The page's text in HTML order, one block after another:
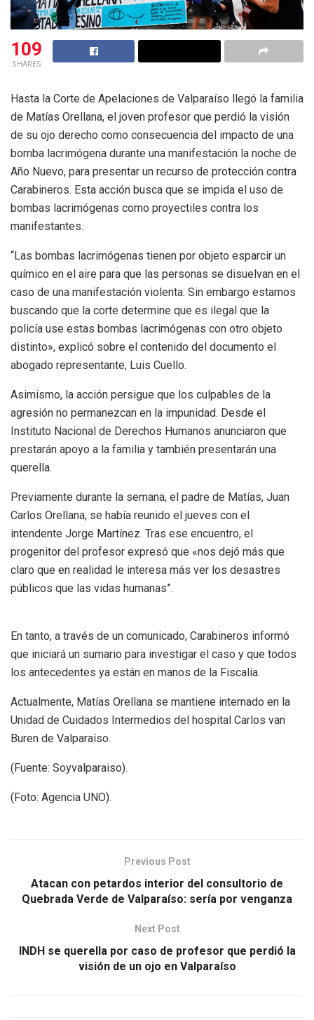
109
SHARES
Hasta la Corte de Apelaciones de Valparaíso llegó la familia
de Matías Orellana, el joven profesor que perdió la visión
de su ojo derecho como consecuencia del impacto de una
bomba lacrimógena durante una manifestación la noche de
Año Nuevo, para presentar un recurso de protección contra
Carabineros. Esta acción busca que se impida el uso de
bombas lacrimógenas como proyectiles contra los
manifestantes.
“Las bombas lacrimógenas tienen por objeto esparcir un
químico en el aire para que las personas se disuelvan en el
caso de una manifestación violenta. Sin embargo estamos
buscando que la corte determine que es ilegal que la
policía use estas bombas lacrimógenas con otro objeto
distinto», explicó sobre el contenido del documento el
abogado representante, Luis Cuello.
Asimismo, la acción persigue que los culpables de la
agresión no permanezcan en la impunidad. Desde el
Instituto Nacional de Derechos Humanos anunciaron que
prestarán apoyo a la familia y también presentarán una
querella.
Previamente durante la semana, el padre de Matías, Juan
Carlos Orellana, se había reunido el jueves con el
intendente Jorge Martínez. Tras ese encuentro, el
progenitor del profesor expresó que «nos dejó más que
claro que en realidad le interesa más ver los desastres
públicos que las vidas humanas”.
En tanto, a través de un comunicado, Carabineros informó
que iniciará un sumario para investigar el caso y que todos
los antecedentes ya están en manos de la Fiscalía.
Actualmente, Matías Orellana se mantiene internado en la
Unidad de Cuidados Intermedios del hospital Carlos van
Buren de Valparaíso.
(Fuente: Soyvalparaiso).
(Foto: Agencia UNO).
Previous Post
Atacan con petardos interior del consultorio de
Quebrada Verde de Valparaíso: sería por venganza
Next Post
INDH se querella por caso de profesor que perdió la
visión de un ojo en Valparaíso